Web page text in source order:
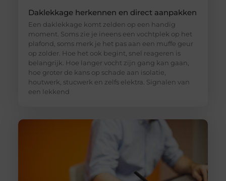
Daklekkage herkennen en direct aanpakken
Een daklekkage komt zelden op een handig
moment. Soms zie je ineens een vochtplek op het
plafond, soms merk je het pas aan een muffe geur
op zolder. Hoe het ook begint, snel reageren is
belangrijk. Hoe langer vocht zijn gang kan gaan,
hoe groter de kans op schade aan isolatie,
houtwerk, stucwerk en zelfs elektra. Signalen van
een lekkend